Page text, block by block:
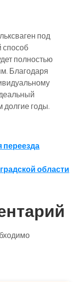
под
способ
полностью
Благодаря
долгие годы.
переезда
области